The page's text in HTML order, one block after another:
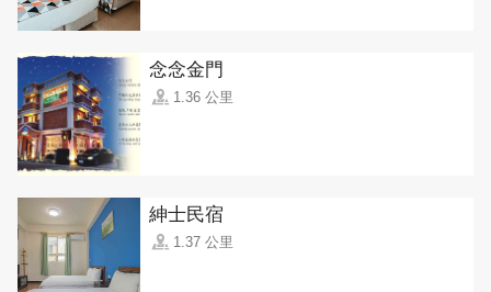
念念金門
1.36 公里
紳士民宿
1.37 公里